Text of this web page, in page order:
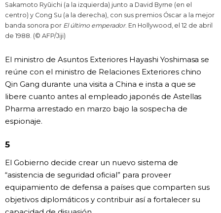
Sakamoto Ryūichi (a la izquierda) junto a David Byrne (en el
centro) y Cong Su (a la derecha), con sus premios Óscar a la mejor
banda sonora por El último emperador. En Hollywood, el 12 de abril
de 1988. (© AFP/Jiji)
El ministro de Asuntos Exteriores Hayashi Yoshimasa se
reúne con el ministro de Relaciones Exteriores chino
Qin Gang durante una visita a China e insta a que se
libere cuanto antes al empleado japonés de Astellas
Pharma arrestado en marzo bajo la sospecha de
espionaje.
5
El Gobierno decide crear un nuevo sistema de
“asistencia de seguridad oficial” para proveer
equipamiento de defensa a países que comparten sus
objetivos diplomáticos y contribuir así a fortalecer su